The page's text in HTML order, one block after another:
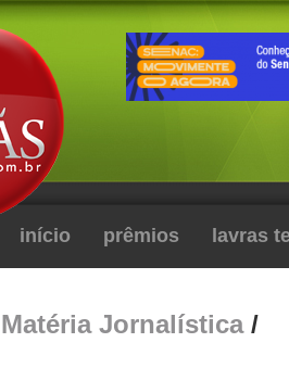
início prêmios lavras
Matéria Jornalística/